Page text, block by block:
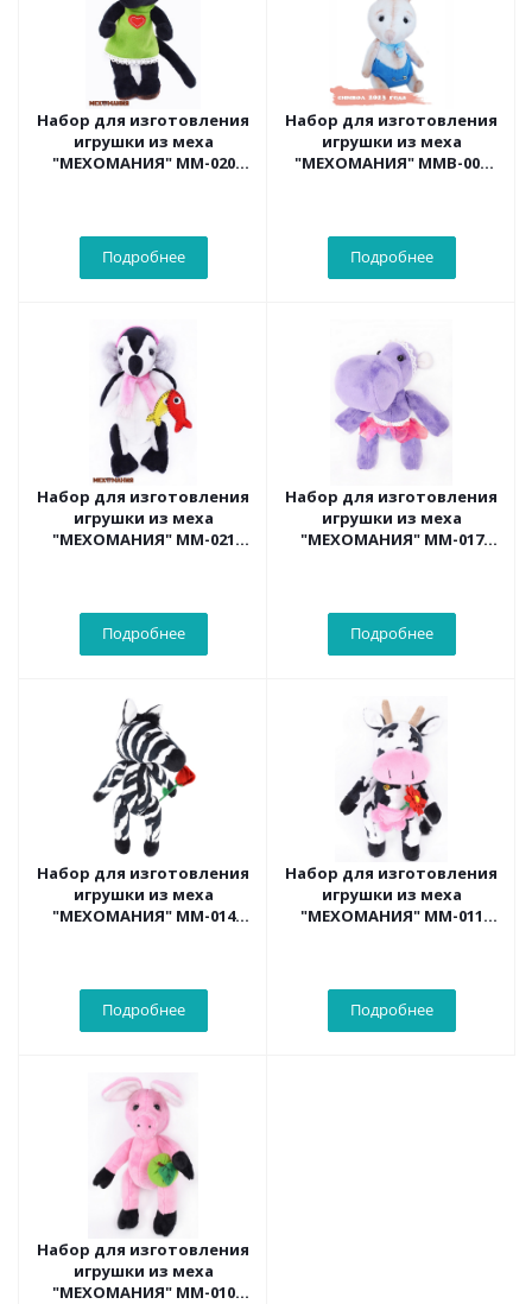
Набор для изготовления
игрушки из меха
"МЕХОМАНИЯ" ММ-020
Подробнее
Набор для изготовления
игрушки из меха
"МЕХОМАНИЯ" ММВ-005
Подробнее
Набор для изготовления
игрушки из меха
"МЕХОМАНИЯ" ММ-021
Подробнее
Набор для изготовления
игрушки из меха
"МЕХОМАНИЯ" ММ-017
Подробнее
Набор для изготовления
игрушки из меха
"МЕХОМАНИЯ" ММ-014
Подробнее
Набор для изготовления
игрушки из меха
"МЕХОМАНИЯ" ММ-011
Подробнее
Набор для изготовления
игрушки из меха
"МЕХОМАНИЯ" ММ-010